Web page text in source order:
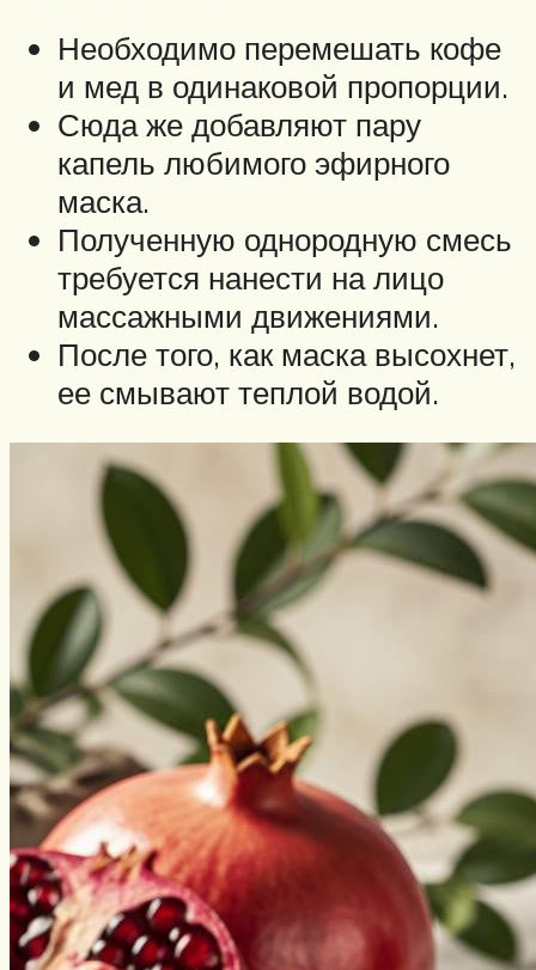
Необходимо перемешать кофе
и мед в одинаковой пропорции.
Сюда же добавляют пару
капель любимого эфирного
маска.
Полученную однородную смесь
требуется нанести на лицо
массажными движениями.
После того, как маска высохнет,
ее смывают теплой водой.